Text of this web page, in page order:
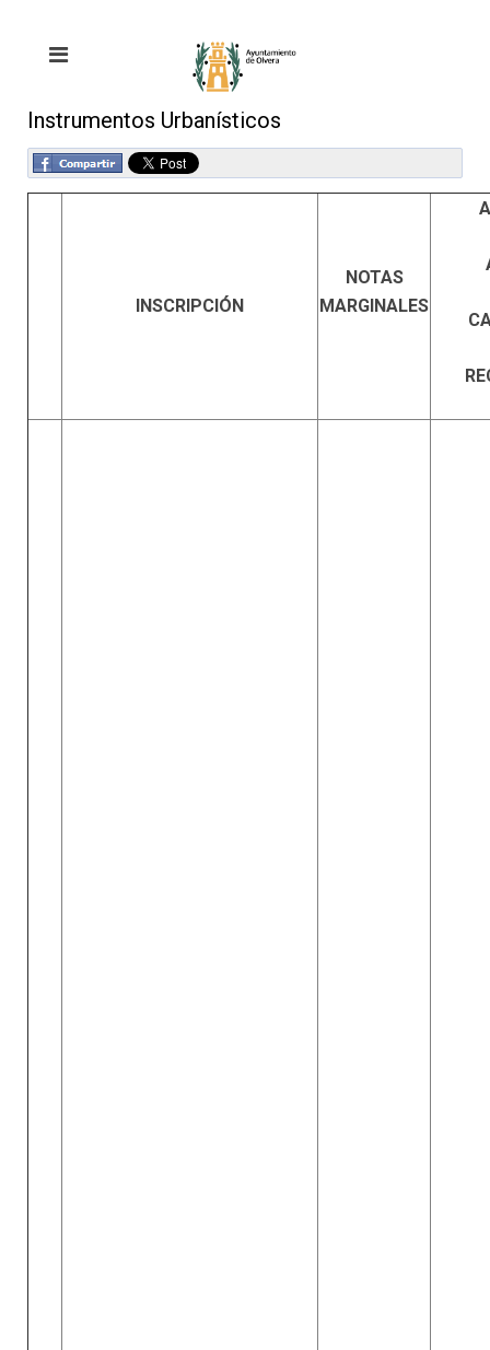
Instrumentos Urbanísticos
INSCRIPCIÓN
NOTAS
MARGINALES